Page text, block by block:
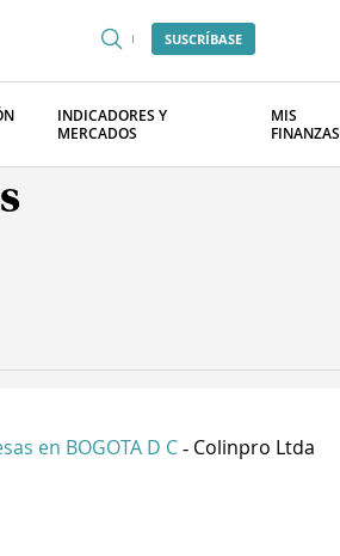
SUSCRÍBASE
INDICADORES Y
MERCADOS
MIS
FINANZAS
en BOGOTA D C - Colinpro Ltda